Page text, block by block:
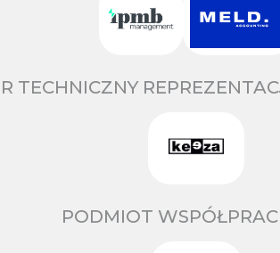
TECHNICZNY
PODMIOT